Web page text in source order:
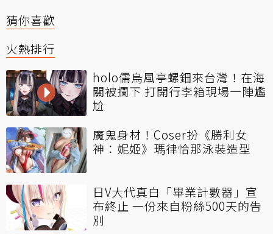
猜你喜歡
火熱排行
holo儒烏風亭螺鈿來台灣！在海
關被攔下 打開行李箱現場一陣尷
尬
魔鬼身材！Coser扮《勝利女
神：妮姬》瑪律恰那泳裝造型
日V大代真白「畢業計數器」宣
布終止 一份來自粉絲500天的告
別